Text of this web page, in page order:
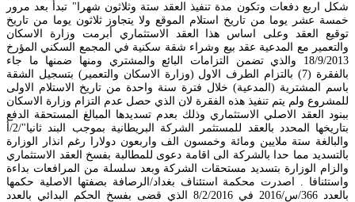
شكل اربع دفعات وتكون مدة تنفيذ العقد ستة وثلاثون شهرا" تبدأ بعد مرور
خمسة عشر يوما من تاريخ استلام الموقع ولا يتجاوز ثلاثون يوما من تاريخ
توقيع العقد وعلى اساس هذا العقد الاستثماري أبرمت وزارة الاسكان
والتعمير مع المدعية عقد بيع وشراء شقة سكنية في المجمع السكني المؤرخ
18/9/2013 والذي تضمن التزامات البائع والمشتري ومنها ضمنها ما جاء
بالفقرة (7) بالتزام الطرف الاول (وزارة الاسكان والتعمير) بتسجيل الشقة
باسم المشترية (المدعية) خلال فترة سنة واحدة من تاريخ الاستلام الاولى
للمشروع ولم يتم تنفيذ هذه الفقرة لان الذي حصل عدم التزام وزارة الاسكان
ببنود العقد الاصلي الاستثماري وذلك بعدم تسديدها المبالغ المستحقة الدفع
بتاريخها المحدد بالعقد للمستثمر الشركة البريطانية بموجب البند ثانيا"/2/أ
والبالغة ستة ملايين ومائة وخمسون الف واربعون دولارا رغم انذار الوزارة
بالتسديد مما حدا بالشركة الى اقامة دعوى للمطالبة بفسخ العقد الاستثماري
والزام الوزارة بتسديد مستحقات الشركة وبعد سلسلة من المرافعات بداءة
واستئنافا . اصدرت محكمة استئناف بغداد/الرصافة بصفتها الاصلية حكمها
بالعدد 366/س/2016 في 8/2/2016 الذي قضى بفسخ الحكم البدائي بالعدد